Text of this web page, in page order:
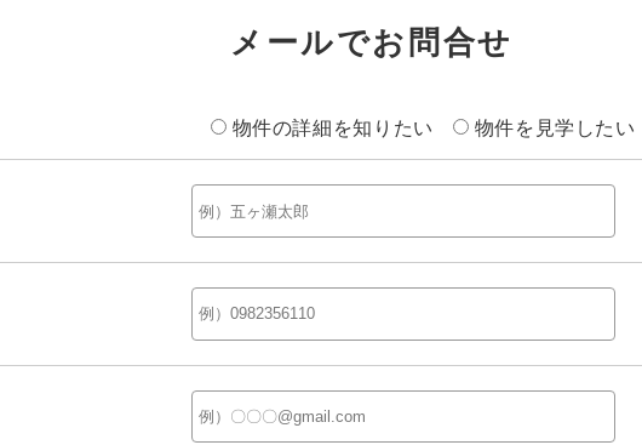
メールでお問合せ
物件の詳細を知りたい 物件を見学したい